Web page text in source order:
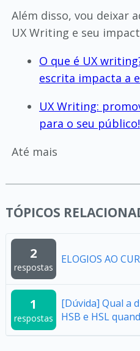
Além disso, vou deixar
UX Writing e seu
O que é UX
escrita impacta a
UX Writing:
para o seu público!
Até mais
TÓPICOS
2
respostas
ELOGIOS AO
1
respostas
[Dúvida] Qual a
HSB e HSL